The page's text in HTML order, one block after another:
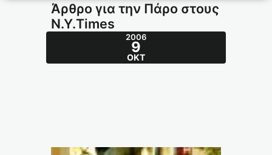
Άρθρο για την Πάρο στους
Ν.Υ.Times
2006
9
ΟΚΤ